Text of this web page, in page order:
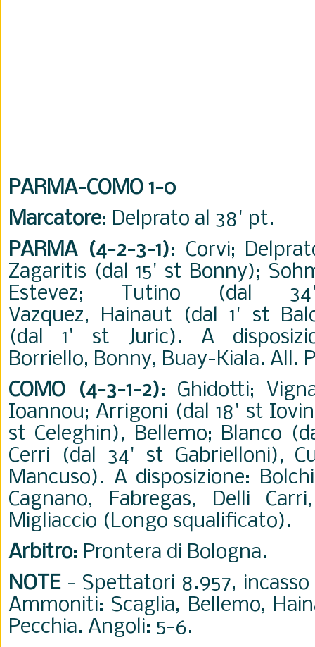
PARMA-COMO 1-0
Marcatore: Delprato al 38' pt.
PARMA (4-2-3-1): Corvi;
Zagaritis (dal 15' st Bonny);
Estevez; Tutino (dal
Vazquez, Hainaut (dal 1' st
(dal 1' st Juric). A
Borriello, Bonny, Buay-Kiala. All.
COMO (4-3-1-2): Ghidotti;
Ioannou; Arrigoni (dal 18' st
st Celeghin), Bellemo; Blanco
Cerri (dal 34' st Gabrielloni),
Mancuso). A disposizione:
Cagnano, Fabregas, Delli
Migliaccio (Longo squalificato).
Arbitro: Prontera di Bologna.
NOTE - Spettatori 8.957, incasso
Ammoniti: Scaglia, Bellemo,
Pecchia. Angoli: 5-6.